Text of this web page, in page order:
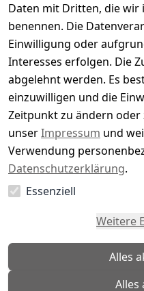
5
4
3
2
1
Es hat noch niemand
Artikel abgegeben
Daten mit Dritten, die wir
benennen. Die
Einwilligung oder
Interesses erfolgen. Die
abgelehnt werden. Es
einzuwilligen und die
Zeitpunkt zu ändern oder
unserImpressum und
Verwendung
Datenschutzerklärung.
Essenziell
Weitere
Alles
Alles